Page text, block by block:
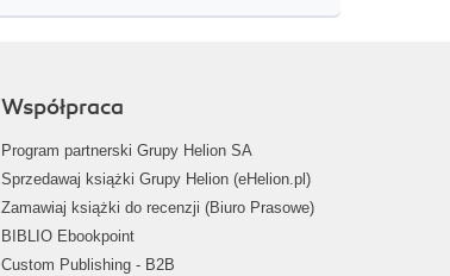
Współpraca
Program partnerski Grupy Helion SA
Sprzedawaj książki Grupy Helion (eHelion.pl)
Zamawiaj książki do recenzji (Biuro Prasowe)
BIBLIO Ebookpoint
Custom Publishing - B2B